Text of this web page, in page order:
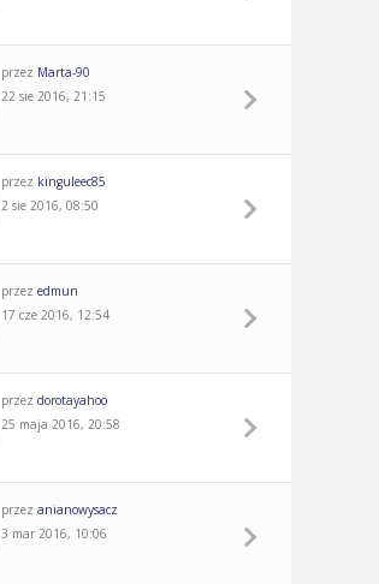
przez Marta-90
22 sie 2016, 21:15
przez kinguleec85
2 sie 2016, 08:50
przez edmun
17 cze 2016, 12:54
przez dorotayahoo
25 maja 2016, 20:58
przez anianowysacz
3 mar 2016, 10:06